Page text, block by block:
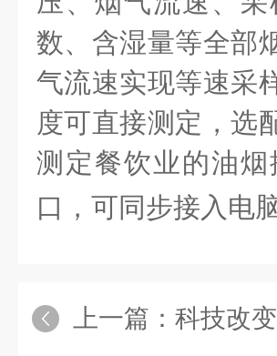
数、含湿量等全部
气流速实现等速采
度可直接测定，选
测定餐饮业的油烟
口，可同步接入电
上一篇： 科技改变